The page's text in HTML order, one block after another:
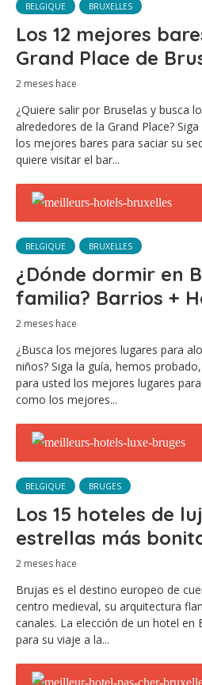
BELGIQUE BRUXELLES
Los 12 mejores
Grand Place de
2 meses hace
¿Quiere salir por Bruselas y busca
alrededores de la Grand Place?
los mejores bares para saciar su
quiere visitar el bar...
BELGIQUE BRUXELLES
¿Dónde dormir en
familia? Barrios +
2 meses hace
¿Busca los mejores lugares para
niños? Siga la guía, hemos
para usted los mejores lugares
como los mejores...
BELGIQUE BRUGES
Los 15 hoteles de
estrellas más
2 meses hace
Brujas es el destino europeo de
centro medieval, su arquitectura
canales. La elección de un hotel en
para su viaje a la...